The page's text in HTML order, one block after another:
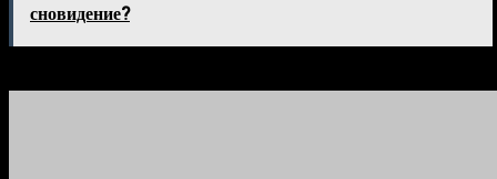
сновидение?